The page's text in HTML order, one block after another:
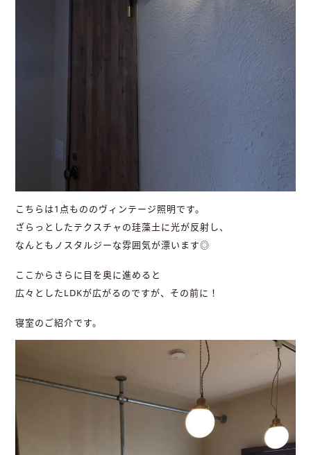
こちらは1点もののヴィンテージ照明です。
ざらっとしたテクスチャの珪藻土に光が反射し、
なんともノスタルジーな雰囲気が漂います◎
ここからさらに目を奥に進めると
広々としたLDKが広がるのですが、その前に！
寝室のご紹介です。